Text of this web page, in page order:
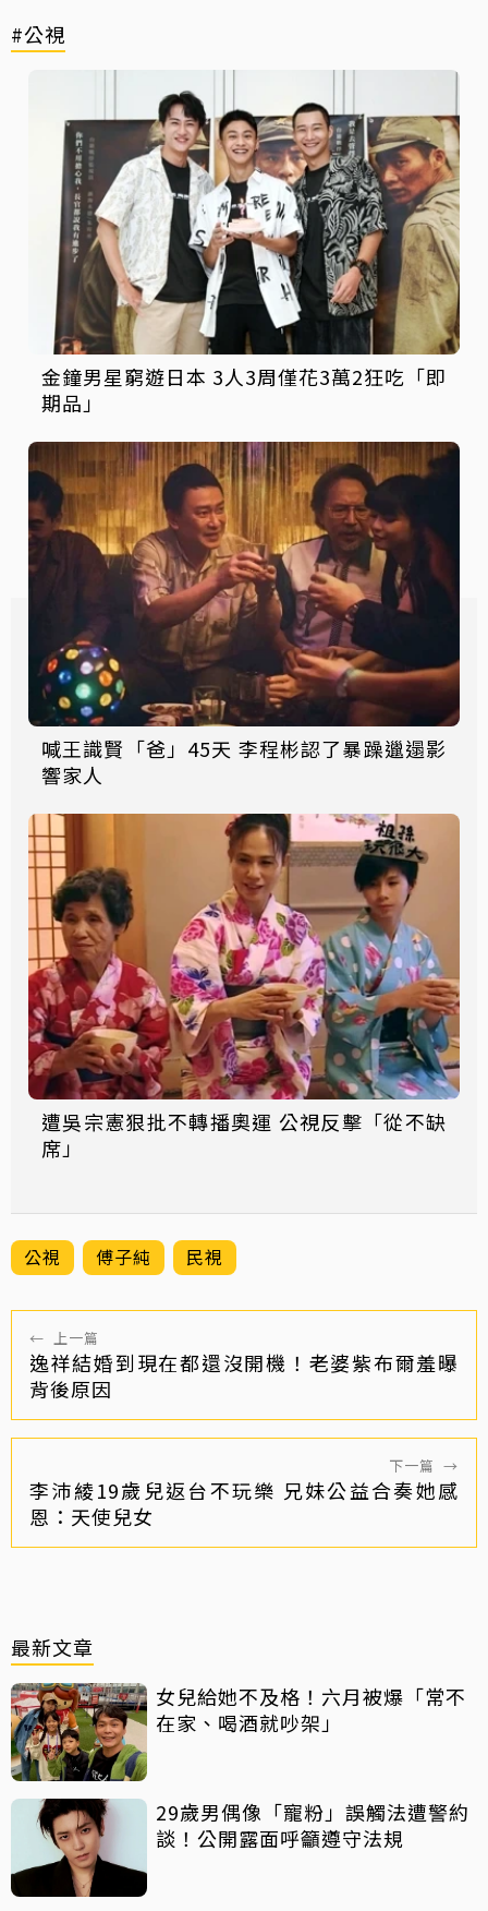
#公視
金鐘男星窮遊日本 3人3周僅花3萬2狂吃「即
期品」
喊王識賢「爸」45天 李程彬認了暴躁邋遢影
響家人
遭吳宗憲狠批不轉播奧運 公視反擊「從不缺
席」
公視 傅子純 民視
← 上一篇
逸祥結婚到現在都還沒開機！老婆紫布爾羞曝
背後原因
下一篇 →
李沛綾19歲兒返台不玩樂 兄妹公益合奏她感
恩：天使兒女
最新文章
女兒給她不及格！六月被爆「常不
在家、喝酒就吵架」
29歲男偶像「寵粉」誤觸法遭警約
談！公開露面呼籲遵守法規